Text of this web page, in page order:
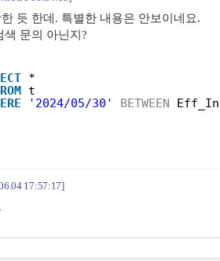
듯 한데. 특별한 내용은 안보이네요.
색 문의 아닌지?
*
t
'2024/05/30' BETWEEN Eff_In
17:57:17]